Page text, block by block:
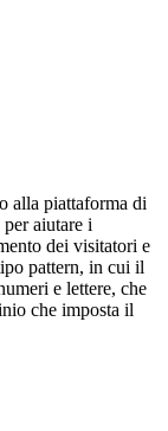
alla piattaforma di
aiutare i
dei visitatori e
pattern, in cui il
e lettere, che
che imposta il